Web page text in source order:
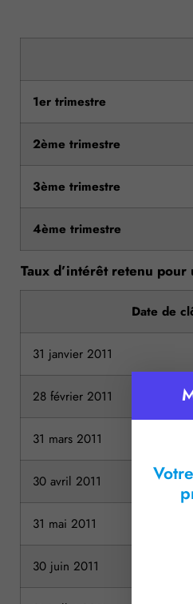
1er trimestre
2ème trimestre
3ème trimestre
4ème trimestre
Taux d’intérêt retenu
Date de
31 janvier 2011
28 février 2011
31 mars 2011
30 avril 2011
31 mai 2011
30 juin 2011